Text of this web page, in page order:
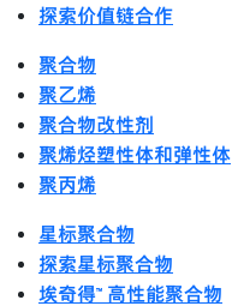
探索价值链合作
聚合物
聚乙烯
聚合物改性剂
聚烯烃塑性体和弹性体
聚丙烯
星标聚合物
探索星标聚合物
埃奇得™ 高性能聚合物